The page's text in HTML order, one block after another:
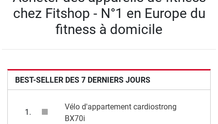
chez Fitshop - N°1 en Europe du
fitness à domicile
BEST-SELLER DES 7 DERNIERS JOURS
1.
Vélo d'appartement cardiostrong
BX70i